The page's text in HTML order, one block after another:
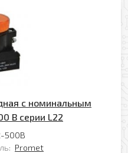
с номинальным
В серии L22
500B
Promet